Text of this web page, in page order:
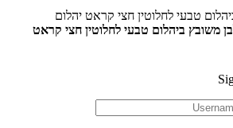
משובץ ביהלום טבעי לחלוטין חצי קראט